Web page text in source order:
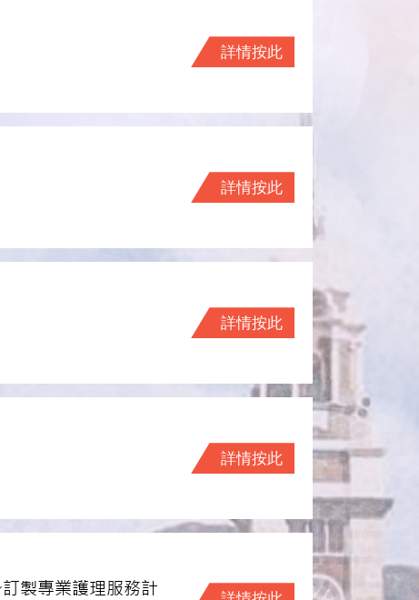
詳情按此
詳情按此
詳情按此
詳情按此
製專業護理服務計